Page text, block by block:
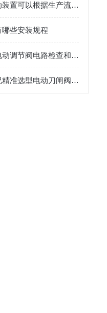
智能阀门电动装置可以根据生产流程需求，实现自动化的控制与调节
些安装规程
浅析防爆型电动调节阀电路检查和定期维护
如何根据工况精准选型电动刀闸阀PZ973H-10C DN300？